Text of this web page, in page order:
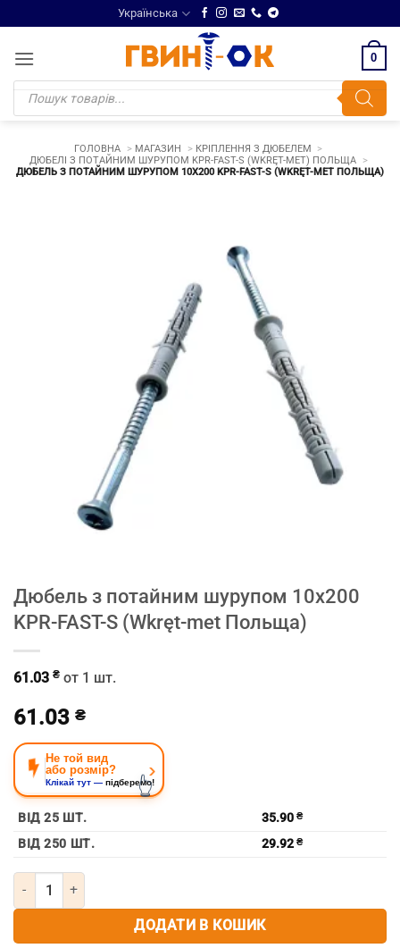
to
content
Українська
0
Products
search
ГОЛОВНА МАГАЗИН
КРІПЛЕННЯ З ДЮБЕЛЕМ
ДЮБЕЛІ З ПОТАЙНИМ ШУРУПОМ KPR-FAST-S (WKRĘT-MET) ПОЛЬЩА
ДЮБЕЛЬ З ПОТАЙНИМ ШУРУПОМ 10Х200 KPR-FAST-S (WKRĘT-MET ПОЛЬЩА)
Дюбель з потайним шурупом 10х200
KPR-FAST-S (Wkręt-met Польща)
61.03 ₴ от 1 шт.
61.03 ₴
Не той вид
або розмір?
Клікай тут — підберемо!
›
👆
ВІД 25 ШТ. 35.90 ₴
ВІД 250 ШТ. 29.92 ₴
Кількість Дюбель з потайним шурупом 10х200 KPR-FAST-S
ДОДАТИ В КОШИК